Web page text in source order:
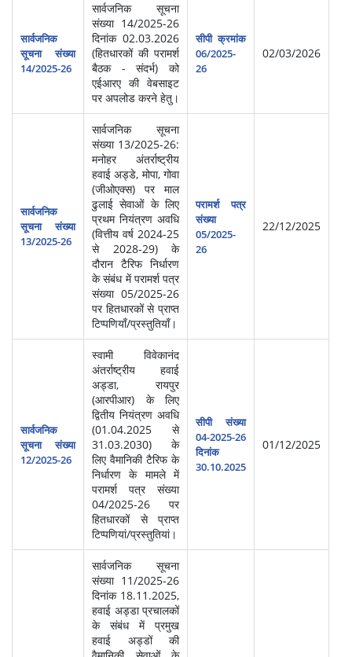
सार्वजनिक
सूचना संख्या
14/2025-26
सार्वजनिक सूचना
संख्या 14/2025-26
दिनांक 02.03.2026
(हितधारकों की परामर्श
बैठक - संदर्भ) को
एईआरए की वेबसाइट
पर अपलोड करने हेतु।
सीपी क्रमांक
06/2025-
26
02/03/2026
सार्वजनिक
सूचना संख्या
13/2025-26
सार्वजनिक सूचना
संख्या 13/2025-26:
मनोहर अंतर्राष्ट्रीय
हवाई अड्डे, मोपा, गोवा
(जीओएक्स) पर माल
ढुलाई सेवाओं के लिए
प्रथम नियंत्रण अवधि
(वित्तीय वर्ष 2024-25
से 2028-29) के
दौरान टैरिफ निर्धारण
के संबंध में परामर्श पत्र
संख्या 05/2025-26
पर हितधारकों से प्राप्त
टिप्पणियाँ/प्रस्तुतियाँ।
परामर्श पत्र
संख्या
05/2025-
26
22/12/2025
सार्वजनिक
सूचना संख्या
12/2025-26
स्वामी विवेकानंद
अंतर्राष्ट्रीय हवाई
अड्डा, रायपुर
(आरपीआर) के लिए
द्वितीय नियंत्रण अवधि
(01.04.2025 से
31.03.2030) के
लिए वैमानिकी टैरिफ के
निर्धारण के मामले में
परामर्श पत्र संख्या
04/2025-26 पर
हितधारकों से प्राप्त
टिप्पणियां/प्रस्तुतियां।
सीपी संख्या
04-2025-26
दिनांक
30.10.2025
01/12/2025
सार्वजनिक सूचना
संख्या 11/2025-26
दिनांक 18.11.2025,
हवाई अड्डा प्रचालकों
के संबंध में प्रमुख
हवाई अड्डों की